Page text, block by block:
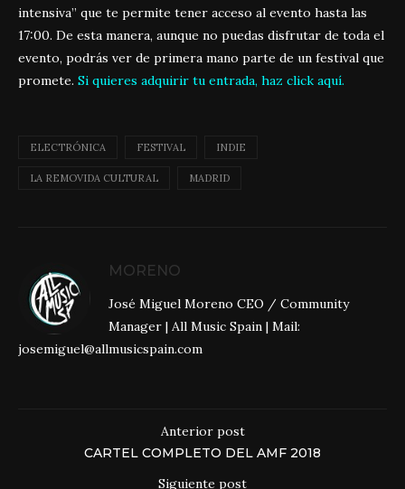
intensiva” que te permite tener acceso al evento hasta las
17:00. De esta manera, aunque no puedas disfrutar de toda el
evento, podrás ver de primera mano parte de un festival que
promete. Si quieres adquirir tu entrada, haz click aquí.
ELECTRÓNICA FESTIVAL INDIE
LA REMOVIDA CULTURAL MADRID
MORENO
José Miguel Moreno CEO / Community
Manager | All Music Spain | Mail:
josemiguel@allmusicspain.com
Anterior post
CARTEL COMPLETO DEL AMF 2018
Siguiente post